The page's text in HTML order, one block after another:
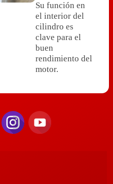
Su función en
el interior del
cilindro es
clave para el
buen
rendimiento del
motor.